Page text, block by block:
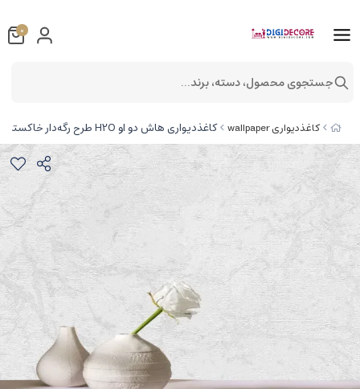
کاغذدیواری wallpaper کاغذدیواری هاش دو او H2O طرح رگه‌دار خاکستری کد 922G
0
جستجوی محصول، دسته، برند...